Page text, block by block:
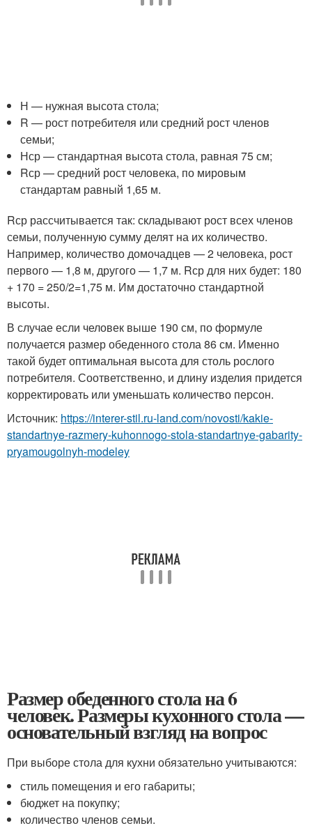
Н — нужная высота стола;
R — рост потребителя или средний рост членов
семьи;
Нср — стандартная высота стола, равная 75 см;
Rср — средний рост человека, по мировым
стандартам равный 1,65 м.
Rср рассчитывается так: складывают рост всех членов
семьи, полученную сумму делят на их количество.
Например, количество домочадцев — 2 человека, рост
первого — 1,8 м, другого — 1,7 м. Rср для них будет: 180
+ 170 = 250/2=1,75 м. Им достаточно стандартной
высоты.
В случае если человек выше 190 см, по формуле
получается размер обеденного стола 86 см. Именно
такой будет оптимальная высота для столь рослого
потребителя. Соответственно, и длину изделия придется
корректировать или уменьшать количество персон.
Источник: https://interer-stil.ru-land.com/novosti/kakie-
standartnye-razmery-kuhonnogo-stola-standartnye-gabarity-
pryamougolnyh-modeley
Размер обеденного стола на 6
человек. Размеры кухонного стола —
основательный взгляд на вопрос
При выборе стола для кухни обязательно учитываются:
стиль помещения и его габариты;
бюджет на покупку;
количество членов семьи.